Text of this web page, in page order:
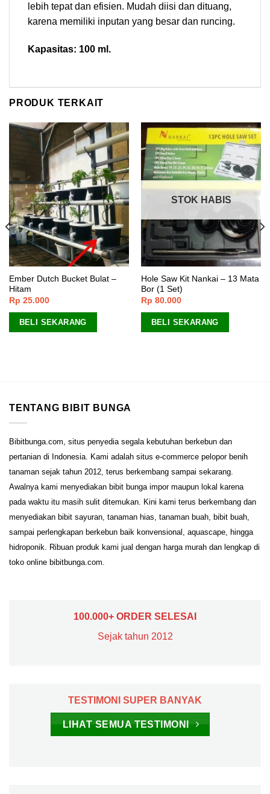
lebih tepat dan efisien. Mudah diisi dan dituang,
karena memiliki inputan yang besar dan runcing.
Kapasitas: 100 ml.
PRODUK TERKAIT
Ember Dutch Bucket Bulat –
Hitam
Rp 25.000
BELI SEKARANG
STOK HABIS
Hole Saw Kit Nankai – 13 Mata
Bor (1 Set)
Rp 80.000
BELI SEKARANG
TENTANG BIBIT BUNGA
Bibitbunga.com, situs penyedia segala kebutuhan berkebun dan
pertanian di Indonesia. Kami adalah situs e-commerce pelopor benih
tanaman sejak tahun 2012, terus berkembang sampai sekarang.
Awalnya kami menyediakan bibit bunga impor maupun lokal karena
pada waktu itu masih sulit ditemukan. Kini kami terus berkembang dan
menyediakan bibit sayuran, tanaman hias, tanaman buah, bibit buah,
sampai perlengkapan berkebun baik konvensional, aquascape, hingga
hidroponik. Ribuan produk kami jual dengan harga murah dan lengkap di
toko online bibitbunga.com.
100.000+ ORDER SELESAI
Sejak tahun 2012
TESTIMONI SUPER BANYAK
LIHAT SEMUA TESTIMONI